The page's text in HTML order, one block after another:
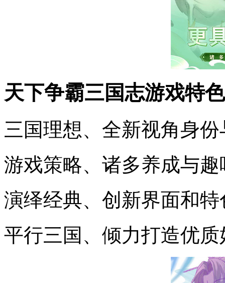
天下争霸三国志游戏特色
三国理想、全新视角身
游戏策略、诸多养成与趣
演绎经典、创新界面和特
平行三国、倾力打造优质